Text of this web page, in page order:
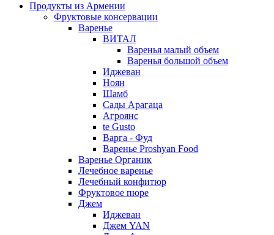
Продукты из Армении
Фруктовые консервации
Варенье
ВИТАЛ
Варенья малый объем
Варенья большой объем
Иджеван
Ноян
Шамб
Сады Арагаца
Агроянс
te Gusto
Варга - Фуд
Варенье Proshyan Food
Варенье Органик
Лечебное варенье
Лечебный конфитюр
Фруктовое пюре
Джем
Иджеван
Джем YAN